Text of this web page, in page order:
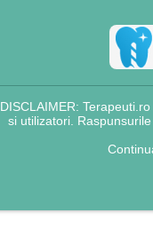
DISCLAIMER:
si utilizatori.